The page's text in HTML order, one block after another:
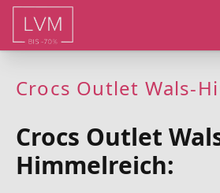
Crocs Outlet Wals-
Crocs Outlet
Himmelreich: